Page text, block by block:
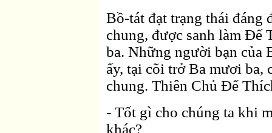
Bồ-tát đạt trạng thái đáng
chung, được sanh làm Ðế
ba. Những người bạn của
ấy, tại cõi trở Ba mươi ba,
chung. Thiên Chủ Ðế
- Tốt gì cho chúng ta khi
khác?